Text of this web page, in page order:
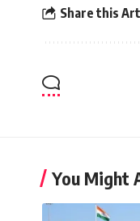
Share this
You Might